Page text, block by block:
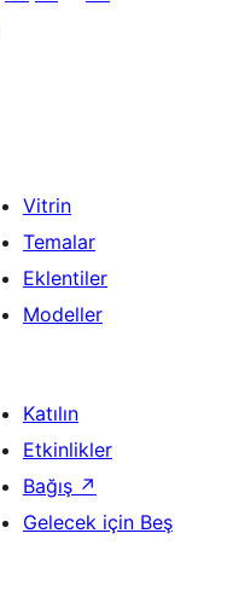
Vitrin
Temalar
Eklentiler
Modeller
Katılın
Etkinlikler
Bağış ↗
Gelecek için Beş